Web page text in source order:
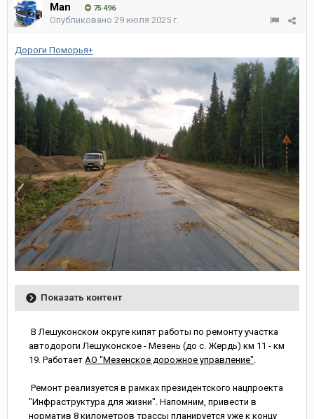
Man 75 496
Опубликовано 29 июля 2025 г.
Дороги Поморья+
Показать контент
В Лешуконском округе кипят работы по ремонту участка
автодороги Лешуконское - Мезень (до с. Жердь) км 11 - км
19. Работает АО "Мезенское дорожное управление"
Ремонт реализуется в рамках президентского нацпроекта
"Инфраструктура для жизни". Напомним, привести в
норматив 8 километров трассы планируется уже к концу